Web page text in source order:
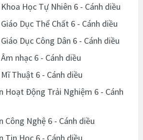
Khoa Học Tự Nhiên 6 - Cánh diều
Giáo Dục Thể Chất 6 - Cánh diều
Giáo Dục Công Dân 6 - Cánh diều
Âm nhạc 6 - Cánh diều
Mĩ Thuật 6 - Cánh diều
Hoạt Động Trải Nghiệm 6 - Cánh
Công Nghệ 6 - Cánh diều
Tin Học 6 - Cánh diều